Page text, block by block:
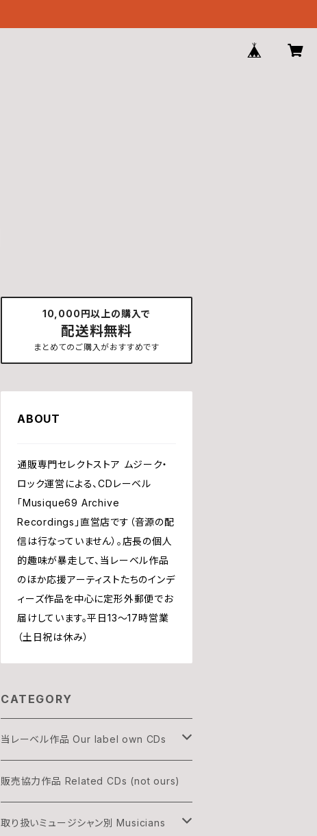
10,000円以上の購入で
配送料無料
まとめてのご購入がおすすめです
ABOUT
通販専門セレクトストア ムジーク・
ロック運営による、CDレーベル
「Musique69 Archive
Recordings」直営店です（音源の配
信は行なっていません）。店長の個人
的趣味が暴走して、当レーベル作品
のほか応援アーティストたちのインデ
ィーズ作品を中心に定形外郵便でお
届けしています。平日13〜17時営業
（土日祝は休み）
CATEGORY
当レーベル作品 Our label own CDs
DOGON
THREE & ONLY
販売協力作品 Related CDs (not ours)
取り扱いミュージシャン別 Musicians